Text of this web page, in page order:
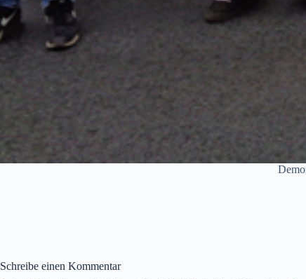
Schreibe einen Kommentar